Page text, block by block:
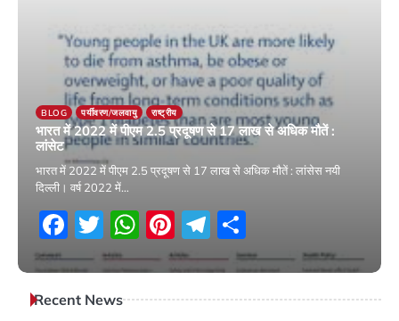
BLOG पर्यीवरण/जलवायु राष्ट्रीय
भारत में 2022 में पीएम 2.5 प्रदूषण से 17 लाख से अधिक मौतें :
लांसेट
भारत में 2022 में पीएम 2.5 प्रदूषण से 17 लाख से अधिक मौतें : लांसेस नयी
दिल्ली। वर्ष 2022 में…
Facebook
Twitter
WhatsApp
Pinterest
Telegram
1 November 2025
Recent News